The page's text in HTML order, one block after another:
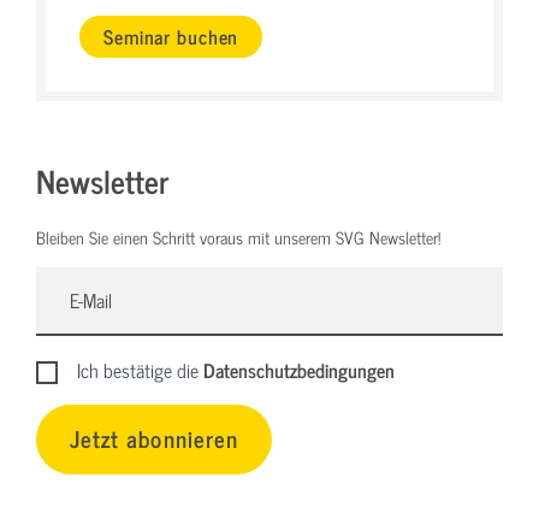
Seminar buchen
Newsletter
Bleiben Sie einen Schritt voraus mit unserem SVG Newsletter!
Ich bestätige dieDatenschutzbedingungen
Jetzt abonnieren